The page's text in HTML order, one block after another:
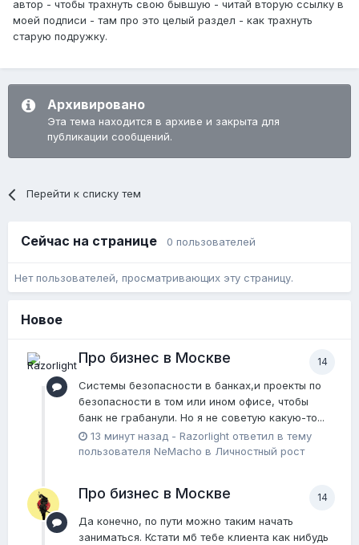
автор - чтобы трахнуть свою бывшую - читай вторую ссылку в
моей подписи - там про это целый раздел - как трахнуть
старую подружку.
Архивировано
Эта тема находится в архиве и закрыта для
публикации сообщений.
Перейти к списку тем
Сейчас на странице 0 пользователей
Нет пользователей, просматривающих эту страницу.
Новое
14
Про бизнес в Москве
Системы безопасности в банках,и проекты по
безопасности в том или ином офисе, чтобы
банк не грабанули. Но я не советую какую-то...
13 минут назад - Razorlight ответил в тему
пользователя NeMacho в Личностный рост
14
Про бизнес в Москве
Да конечно, по пути можно таким начать
заниматься. Кстати мб тебе клиента как нибудь